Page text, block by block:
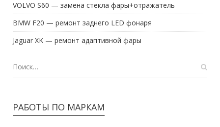
VOLVO S60 — замена стекла фары+отражатель
BMW F20 — ремонт заднего LED фонаря
Jaguar XK — ремонт адаптивной фары
РАБОТЫ ПО МАРКАМ